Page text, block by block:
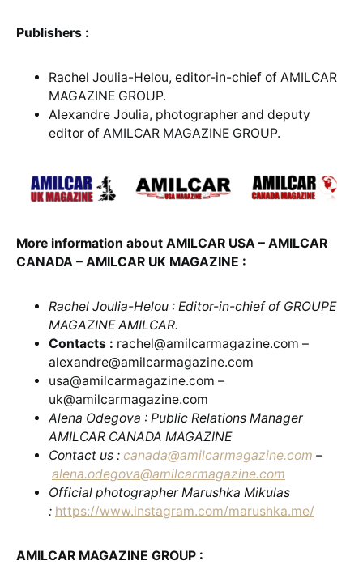
Publishers :
Rachel Joulia-Helou, editor-in-chief of AMILCAR
MAGAZINE GROUP.
Alexandre Joulia, photographer and deputy
editor of AMILCAR MAGAZINE GROUP.
More information about AMILCAR USA – AMILCAR
CANADA – AMILCAR UK MAGAZINE :
Rachel Joulia-Helou : Editor-in-chief of GROUPE
MAGAZINE AMILCAR.
Contacts : rachel@amilcarmagazine.com –
alexandre@amilcarmagazine.com
usa@amilcarmagazine.com –
uk@amilcarmagazine.com
Alena Odegova : Public Relations Manager
AMILCAR CANADA MAGAZINE
Contact us : canada@amilcarmagazine.com –
alena.odegova@amilcarmagazine.com
Official photographer Marushka Mikulas
: https://www.instagram.com/marushka.me/
AMILCAR MAGAZINE GROUP :